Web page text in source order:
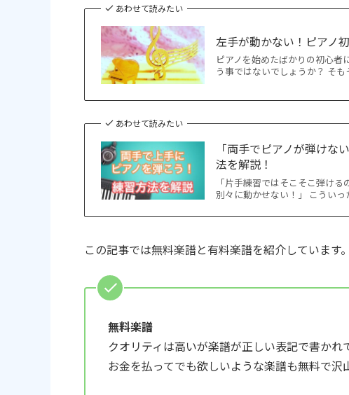
あわせて読みたい
左手が動かない！ピアノ
ピアノを始めたばかりの初心者
う事ではないでしょうか？ そ
あわせて読みたい
「両手でピアノが弾けな
法を解説！
「片手練習ではそこそこ弾け
別々に動かせない！」 こうい
この記事では無料楽譜と有料楽譜を紹介しています
無料楽譜
クオリティは高いが楽譜が正しい表記で書かれ
お金を払ってでも欲しいような楽譜も無料で沢